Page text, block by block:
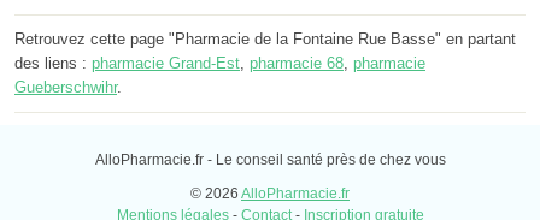
Retrouvez cette page "Pharmacie de la Fontaine Rue Basse" en partant
des liens : pharmacie Grand-Est, pharmacie 68, pharmacie
Gueberschwihr.
AlloPharmacie.fr - Le conseil santé près de chez vous
© 2026 AlloPharmacie.fr
Mentions légales- Contact- Inscription gratuite